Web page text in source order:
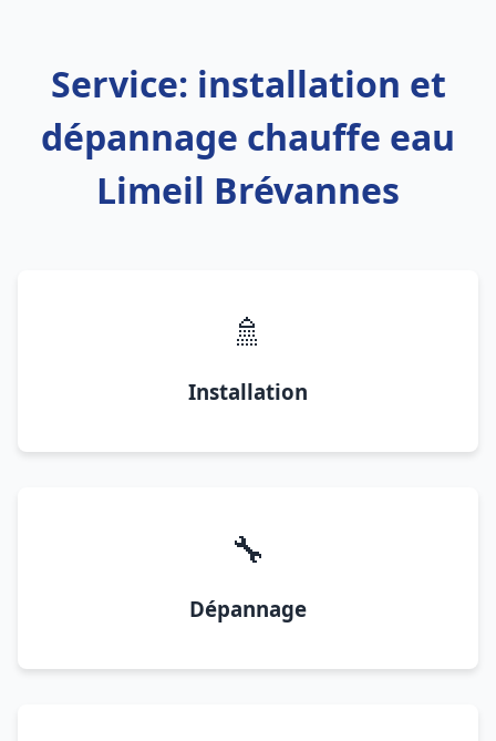
Service: installation et
dépannage chauffe eau
Limeil Brévannes
🚿
Installation
🔧
Dépannage